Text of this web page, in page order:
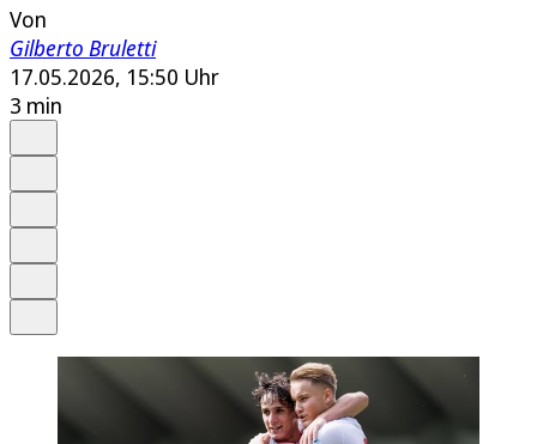
Von
Gilberto Bruletti
17.05.2026, 15:50 Uhr
3 min